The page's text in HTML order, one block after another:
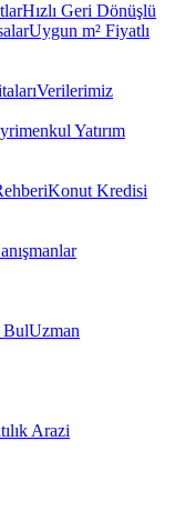
Hızlı Geri Dönüşlü
Uygun m² Fiyatlı
Verilerimiz
Yatırım
Konut Kredisi
BulUzman
Arazi